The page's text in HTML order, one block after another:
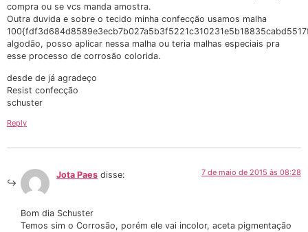
compra ou se vcs manda amostra.
Outra duvida e sobre o tecido minha confecção usamos malha
algodão, posso aplicar nessa malha ou teria malhas especiais pra
esse processo de corrosão colorida.
desde de já agradeço
Resist confecção
schuster
Reply
Jota Paes disse: 7 de maio de 2015 às 08:28
Bom dia Schuster
Temos sim o Corrosão, porém ele vai incolor, aceta pigmentação